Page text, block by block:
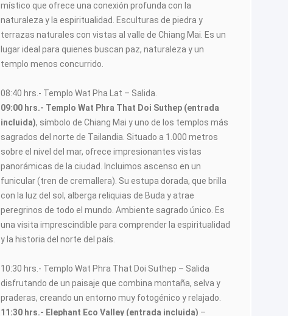
místico que ofrece una conexión profunda con la
naturaleza y la espiritualidad. Esculturas de piedra y
terrazas naturales con vistas al valle de Chiang Mai. Es un
lugar ideal para quienes buscan paz, naturaleza y un
templo menos concurrido.
08:40 hrs.- Templo Wat Pha Lat – Salida.
09:00 hrs.- Templo Wat Phra That Doi Suthep (entrada
incluida), símbolo de Chiang Mai y uno de los templos más
sagrados del norte de Tailandia. Situado a 1.000 metros
sobre el nivel del mar, ofrece impresionantes vistas
panorámicas de la ciudad. Incluimos ascenso en un
funicular (tren de cremallera). Su estupa dorada, que brilla
con la luz del sol, alberga reliquias de Buda y atrae
peregrinos de todo el mundo. Ambiente sagrado único. Es
una visita imprescindible para comprender la espiritualidad
y la historia del norte del país.
10:30 hrs.- Templo Wat Phra That Doi Suthep – Salida
disfrutando de un paisaje que combina montaña, selva y
praderas, creando un entorno muy fotogénico y relajado.
11:30 hrs.- Elephant Eco Valley (entrada incluida) –